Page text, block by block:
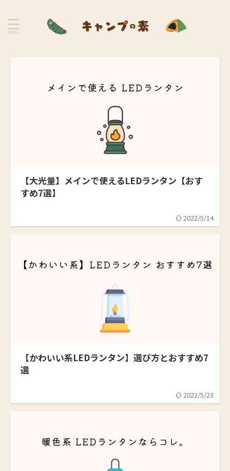
【大光量】メインで使えるLEDランタン【おす
すめ7選】
2022/5/14
【かわいい系LEDランタン】選び方とおすすめ7
選
2022/5/23